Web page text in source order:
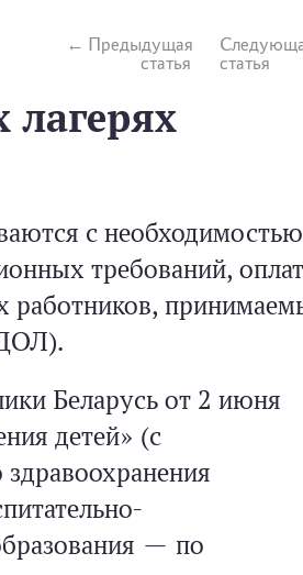
Предыдущая
статья
статья
лагерях
с необходимостью
требований,
работников,
Беларусь от 2 июня
детей» (с
— по